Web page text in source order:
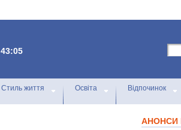
Стиль життя Освіта Відпочинок
АНОНСИ